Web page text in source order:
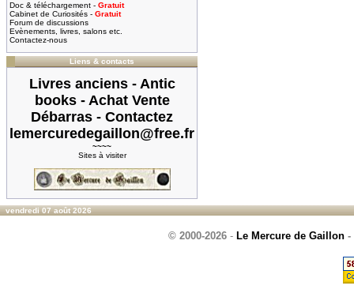
Doc & téléchargement - Gratuit
Cabinet de Curiosités - Gratuit
Forum de discussions
Evènements, livres, salons etc.
Contactez-nous
Liens & contacts
Livres anciens - Antic
books - Achat Vente
Débarras - Contactez
lemercuredegaillon@free.fr
~~~~
Sites à visiter
vendredi 07 août 2026
© 2000-2026 - Le Mercure de Gaillon -